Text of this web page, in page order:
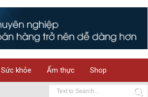
Sức khỏe Ẩm thực Shop